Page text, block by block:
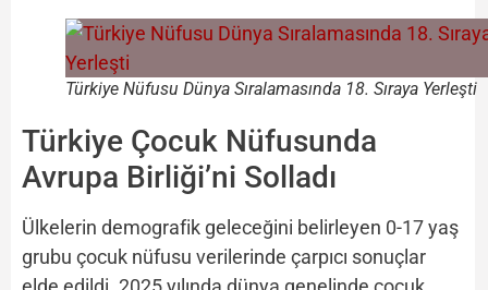
Türkiye Nüfusu Dünya Sıralamasında 18. Sıraya Yerleşti
Türkiye Çocuk Nüfusunda
Avrupa Birliği’ni Solladı
Ülkelerin demografik geleceğini belirleyen 0-17 yaş
grubu çocuk nüfusu verilerinde çarpıcı sonuçlar